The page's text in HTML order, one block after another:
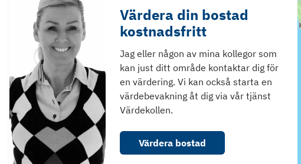
Värdera din bostad
kostnadsfritt
Jag eller någon av mina kollegor som
kan just ditt område kontaktar dig för
en värdering. Vi kan också starta en
värdebevakning åt dig via vår tjänst
Värdekollen.
Värdera bostad